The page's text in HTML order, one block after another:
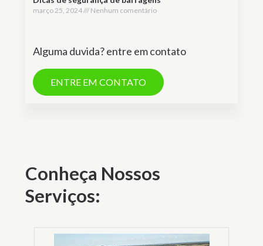
março 25, 2024 Nenhum comentário
Alguma duvida? entre em contato
ENTRE EM CONTATO
Conheça Nossos
Serviços: